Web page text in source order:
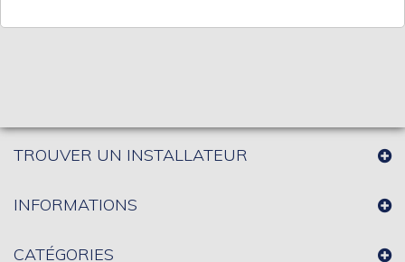
TROUVER UN INSTALLATEUR
INFORMATIONS
CATÉGORIES